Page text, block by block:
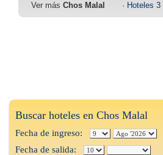
Ver más Chos Malal · Hoteles
Buscar hoteles en Chos Malal
Fecha de ingreso:
Fecha de salida: